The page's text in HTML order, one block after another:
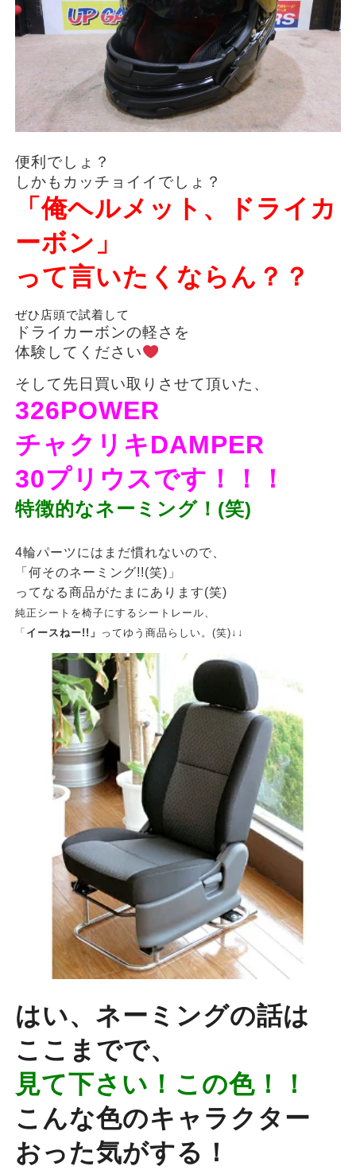
便利でしょ？
しかもカッチョイイでしょ？
「俺ヘルメット、ドライカ
ーボン」
って言いたくならん？？
ぜひ店頭で試着して
ドライカーボンの軽さを
体験してください
そして先日買い取りさせて頂いた、
326POWER
チャクリキDAMPER
30プリウスです！！！
特徴的なネーミング！(笑)
4輪パーツにはまだ慣れないので、
「何そのネーミング!!(笑)」
ってなる商品がたまにあります(笑)
純正シートを椅子にするシートレール、
「 イースねー!!」 ってゆう商品らしい。(笑)↓↓
はい、ネーミングの話は
ここまでで、
見て下さい！この色！！
こんな色のキャラクター
おった気がする！